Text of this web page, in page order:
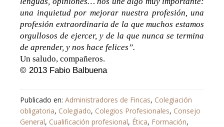
una inquietud por mejorar nuestra profesión, una
profesión extraordinaria de la que muchos estamos
orgullosos de ejercer, y de la que nunca se termina
de aprender, y nos hace felices”.
Un saludo, compañeros.
© 2013 Fabio Balbuena
Publicado en: Administradores de Fincas, Colegiación
obligatoria, Colegiado, Colegios Profesionales, Consejo
General, Cualificación profesional, Ética, Formación,